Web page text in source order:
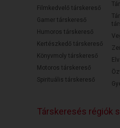
Filmkedvelő társkereső
Gamer társkereső
Humoros társkereső
Kertészkedő társkereső
Könyvmoly társkereső
Motoros társkereső
Spirituális társkereső
Társkeresés régiók